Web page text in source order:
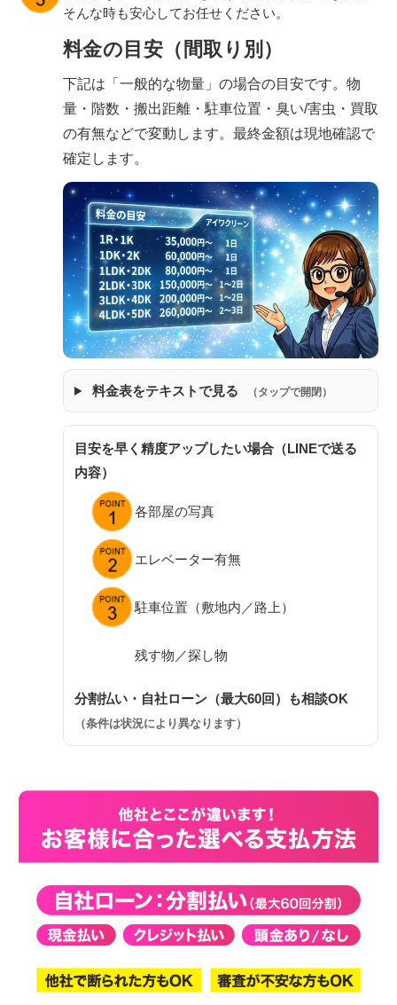
そんな時も安心してお任せください。
料金の目安（間取り別）
下記は「一般的な物量」の場合の目安です。物
量・階数・搬出距離・駐車位置・臭い/害虫・買取
の有無などで変動します。最終金額は現地確認で
確定します。
料金表をテキストで見る （タップで開閉）
目安を早く精度アップしたい場合（LINEで送る
内容）
各部屋の写真
エレベーター有無
駐車位置（敷地内／路上）
残す物／探し物
分割払い・自社ローン（最大60回）も相談OK
（条件は状況により異なります）